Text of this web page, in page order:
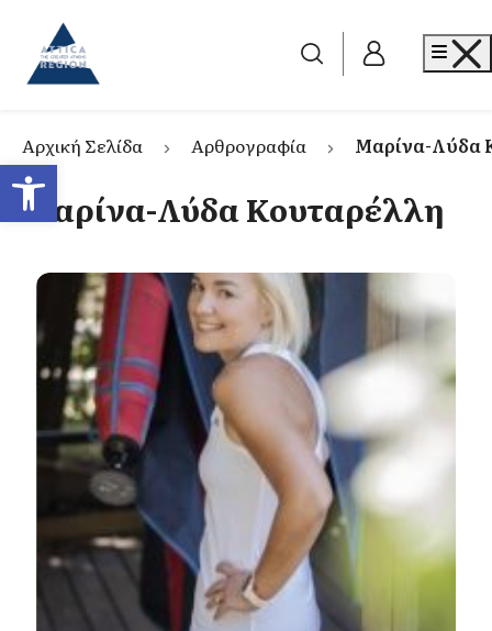
Ανοίξτε τη γραμμή εργαλείων
Go to home
Αρχική Σελίδα Αρθρογραφία Μαρίνα-Λύδα
Μαρίνα-Λύδα Κουταρέλλη